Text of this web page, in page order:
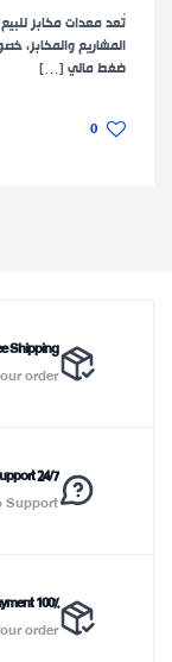
تُعد معدات مخابز
المشاريع والمخابز،
ضغط مالي[…]
0
Shipping
order
24/7
Support
100% Secure Payment
order